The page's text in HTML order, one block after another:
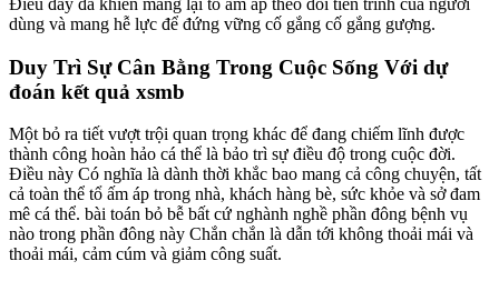
dùng và mang hễ lực để đứng vững cố gắng cố gắng gượng.
Duy Trì Sự Cân Bằng Trong Cuộc Sống Với dự
đoán kết quả xsmb
Một bỏ ra tiết vượt trội quan trọng khác để đang chiếm lĩnh được
thành công hoàn hảo cá thể là bảo trì sự điều độ trong cuộc đời.
Điều này Có nghĩa là dành thời khắc bao mang cả công chuyện, tất
cả toàn thể tổ ấm áp trong nhà, khách hàng bè, sức khỏe và sở đam
mê cá thể. bài toán bỏ bễ bất cứ nghành nghề phần đông bệnh vụ
nào trong phần đông này Chắn chắn là dẫn tới không thoải mái và
thoải mái, cảm cúm và giảm công suất.